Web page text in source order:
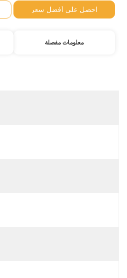
احصل على أفضل سعر
معلومات مفصلة